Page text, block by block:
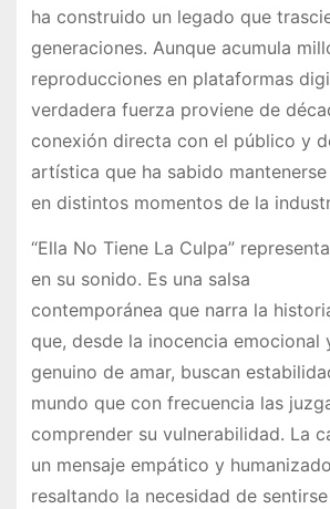
ha construido un legado que
generaciones. Aunque acumula
reproducciones en plataformas
verdadera fuerza proviene de
conexión directa con el público y
artística que ha sabido
en distintos momentos de la
“Ella No Tiene La Culpa”
en su sonido. Es una salsa
contemporánea que narra la
que, desde la inocencia emocional
genuino de amar, buscan
mundo que con frecuencia las
comprender su vulnerabilidad. La
un mensaje empático y
resaltando la necesidad de